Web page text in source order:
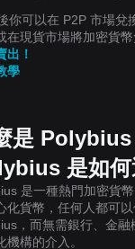
你可以在 P2P 市場兌
在現貨市場將加密貨
出！
學
是 Polybius
是如何
是一種熱門加密貨
化貨幣，任何人都可
，而無需銀行、金
機構的介入。